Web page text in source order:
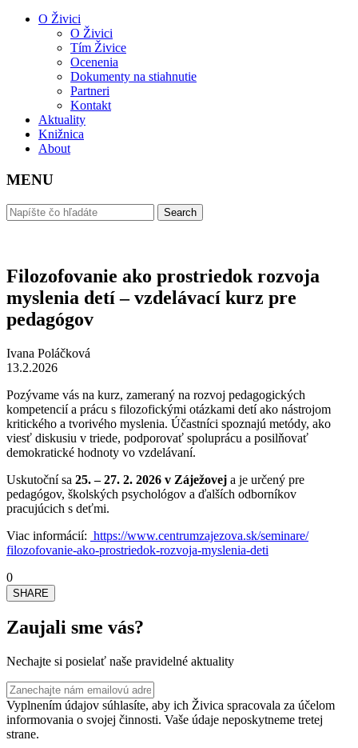
O Živici
O Živici
Tím Živice
Ocenenia
Dokumenty na stiahnutie
Partneri
Kontakt
Aktuality
Knižnica
About
MENU
Filozofovanie ako prostriedok rozvoja
myslenia detí – vzdelávací kurz pre
pedagógov
Ivana Poláčková
13.2.2026
Pozývame vás na kurz, zameraný na rozvoj pedagogických
kompetencií a prácu s filozofickými otázkami detí ako nástrojom
kritického a tvorivého myslenia. Účastníci spoznajú metódy, ako
viesť diskusiu v triede, podporovať spoluprácu a posilňovať
demokratické hodnoty vo vzdelávaní.
Uskutoční sa 25. – 27. 2. 2026 v Záježovej a je určený pre
pedagógov, školských psychológov a ďalších odborníkov
pracujúcich s deťmi.
Viac informácií: https://www.centrumzajezova.sk/seminare/
filozofovanie-ako-prostriedok-rozvoja-myslenia-deti
0
SHARE
Zaujali sme vás?
Nechajte si posielať naše pravidelné aktuality
Vyplnením údajov súhlasíte, aby ich Živica spracovala za účelom
informovania o svojej činnosti. Vaše údaje neposkytneme tretej
strane.